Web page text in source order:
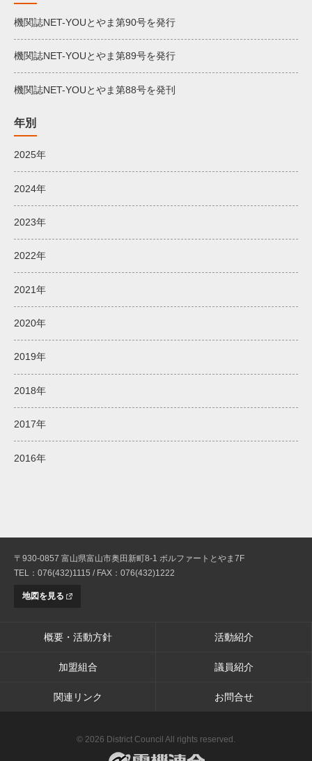
機関誌NET-YOUとやま第90号を発行
機関誌NET-YOUとやま第89号を発行
機関誌NET-YOUとやま第88号を発刊
年別
2025年
2024年
2023年
2022年
2021年
2020年
2019年
2018年
2017年
2016年
〒930-0857 富山県富山市奥田新町8-1 ボルファートとやま7F
TEL：076(432)1115 / FAX：076(432)1222
地図を見る
概要・活動方針 活動紹介
加盟組合 議員紹介
関連リンク お問合せ
© 2026 District Council All rights reserved.